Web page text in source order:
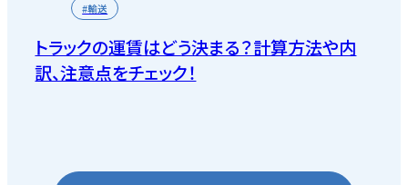
#輸送
トラックの運賃はどう決まる？計算方法や内
訳、注意点をチェック！